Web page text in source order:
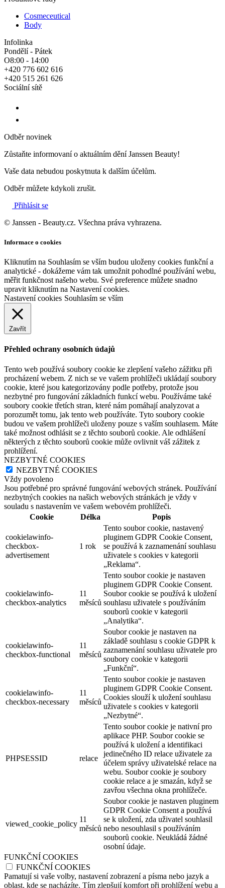
Cosmeceutical
Body
Infolinka
Pondělí - Pátek
O8:00 - 14:00
+420 776 602 616
+420 515 261 626
Sociální sítě
Odběr novinek
Zůstaňte informovaní o aktuálním dění Janssen Beauty!
Vaše data nebudou poskytnuta k dalším účelům.
Odběr můžete kdykoli zrušit.
Přihlásit se
© Janssen - Beauty.cz. Všechna práva vyhrazena.
Informace o cookies
Kliknutím na Souhlasím se vším budou uloženy cookies funkční a
analytické - dokážeme vám tak umožnit pohodlné používání webu,
měřit funkčnost našeho webu. Své preference můžete snadno
upravit kliknutím na Nastavení cookies.
Nastavení cookies Souhlasím se vším
Zavřít
Přehled ochrany osobních údajů
Tento web používá soubory cookie ke zlepšení vašeho zážitku při
procházení webem. Z nich se ve vašem prohlížeči ukládají soubory
cookie, které jsou kategorizovány podle potřeby, protože jsou
nezbytné pro fungování základních funkcí webu. Používáme také
soubory cookie třetích stran, které nám pomáhají analyzovat a
porozumět tomu, jak tento web používáte. Tyto soubory cookie
budou ve vašem prohlížeči uloženy pouze s vaším souhlasem. Máte
také možnost odhlásit se z těchto souborů cookie. Ale odhlášení
některých z těchto souborů cookie může ovlivnit váš zážitek z
prohlížení.
NEZBYTNÉ COOKIES
NEZBYTNÉ COOKIES
Vždy povoleno
Jsou potřebné pro správné fungování webových stránek. Používání
nezbytných cookies na našich webových stránkách je vždy v
souladu s nastavením ve vašem webovém prohlížeči.
Cookie
Délka Popis
cookielawinfo-
checkbox-
advertisement
1 rok
Tento soubor cookie, nastavený
pluginem GDPR Cookie Consent,
se používá k zaznamenání souhlasu
uživatele s cookies v kategorii
„Reklama“.
cookielawinfo-
checkbox-analytics
11
měsíců
Tento soubor cookie je nastaven
pluginem GDPR Cookie Consent.
Soubor cookie se používá k uložení
souhlasu uživatele s používáním
souborů cookie v kategorii
„Analytika“.
cookielawinfo-
checkbox-functional
11
měsíců
Soubor cookie je nastaven na
základě souhlasu s cookie GDPR k
zaznamenání souhlasu uživatele pro
soubory cookie v kategorii
„Funkční“.
cookielawinfo-
checkbox-necessary
11
měsíců
Tento soubor cookie je nastaven
pluginem GDPR Cookie Consent.
Cookies slouží k uložení souhlasu
uživatele s cookies v kategorii
„Nezbytné“.
PHPSESSID relace
Tento soubor cookie je nativní pro
aplikace PHP. Soubor cookie se
používá k uložení a identifikaci
jedinečného ID relace uživatele za
účelem správy uživatelské relace na
webu. Soubor cookie je soubory
cookie relace a je smazán, když se
zavřou všechna okna prohlížeče.
viewed_cookie_policy
11
měsíců
Soubor cookie je nastaven pluginem
GDPR Cookie Consent a používá
se k uložení, zda uživatel souhlasil
nebo nesouhlasil s používáním
souborů cookie. Neukládá žádné
osobní údaje.
FUNKČNÍ COOKIES
FUNKČNÍ COOKIES
Pamatují si vaše volby, nastavení zobrazení a písma nebo jazyk a
oblast, kde se nacházíte. Tím zlepšují komfort při prohlížení webu a